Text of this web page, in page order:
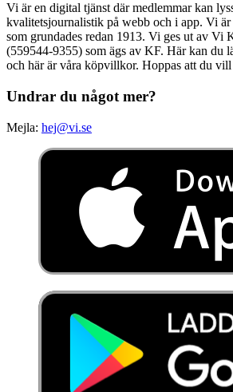
Vi är en digital tjänst där medlemmar kan
kvalitetsjournalistik på webb och i app. Vi är
som grundades redan 1913. Vi ges ut av
(559544-9355) som ägs av KF. Här kan du
och här är våra köpvillkor. Hoppas att du
Undrar du något mer?
Mejla: hej@vi.se